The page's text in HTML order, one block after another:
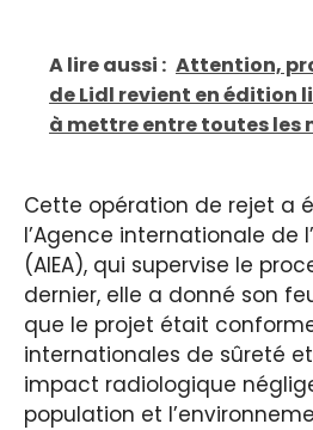
A lire aussi : Attention,
de Lidl revient en édition
à mettre entre toutes les
Cette opération de rejet a
l’Agence internationale de
(AIEA), qui supervise le
dernier, elle a donné son
que le projet était
internationales de sûreté
impact radiologique
population et